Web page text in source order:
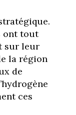
ont tout
sur leur
la région
de
ces